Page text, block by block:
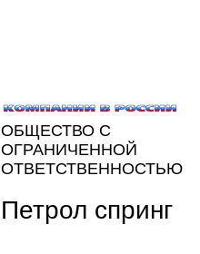
ОБЩЕСТВО С
ОГРАНИЧЕННОЙ
ОТВЕТСТВЕННОСТЬЮ
Петрол спринг